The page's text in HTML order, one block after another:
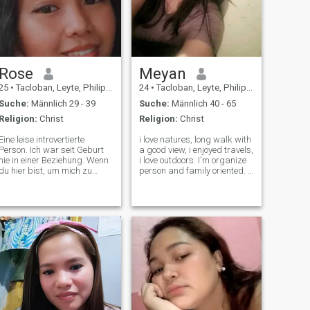
Rose
• Tacloban, Leyte, Philippinen
Suche: Männlich 29 - 39
Religion: Christ
Eine leise introvertierte
Person. Ich war seit Geburt
nie in einer Beziehung. Wenn
du hier bist, um mich zu
nicht für dich tun. Ich bin
hier, um Geld zu bitten,
dir meinen Körper zu
zeigen, ich bin hier, um
zu suchen, der
mich lieben und respektieren
wie ich bin 😊
Meyan
24 • Tacloban, Leyte, Philippinen
Suche: Männlich 40 - 65
Religion: Christ
i love natures, long walk with
a good view, i enjoyed travels,
i love outdoors. I'm organize
person and family oriented. i
funny things. if u want
serious relationship a